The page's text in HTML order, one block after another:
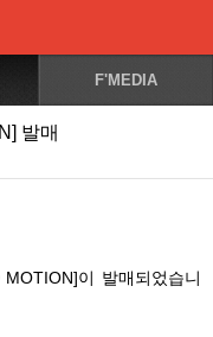
F'MEDIA
발매
이 발매되었습니